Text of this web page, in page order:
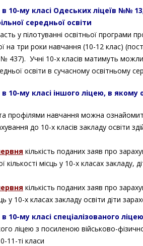
му класі Одеських ліцеїв №№ 13,
середньої освіти
у пілотуванні освітньої програми
на три роки навчання (10-12 клас)
437). Учні 10-х класів матимуть
освіти в сучасному освітньому
10-му класі іншого ліцею, в якому
профілями навчання можна
до 10-х класів закладу освіти
кількість поданих заяв про
кількості місць у 10-х класах закладу,
кількість поданих заяв про
у 10-х класах закладу освіти діти
му класі спеціалізованого ліцею
ліцею з посиленою військово-
11-ті класи